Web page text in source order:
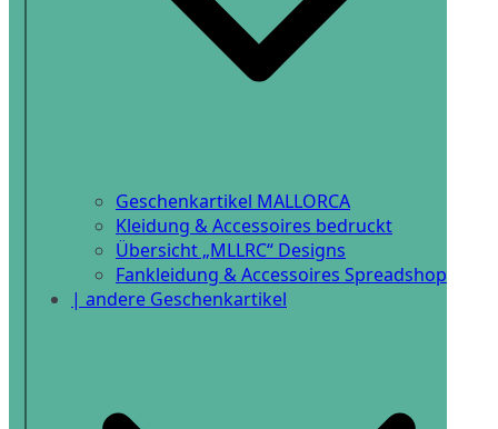
Geschenkartikel MALLORCA
Kleidung & Accessoires bedruckt
Übersicht „MLLRC“ Designs
Fankleidung & Accessoires Spreadshop
| andere Geschenkartikel